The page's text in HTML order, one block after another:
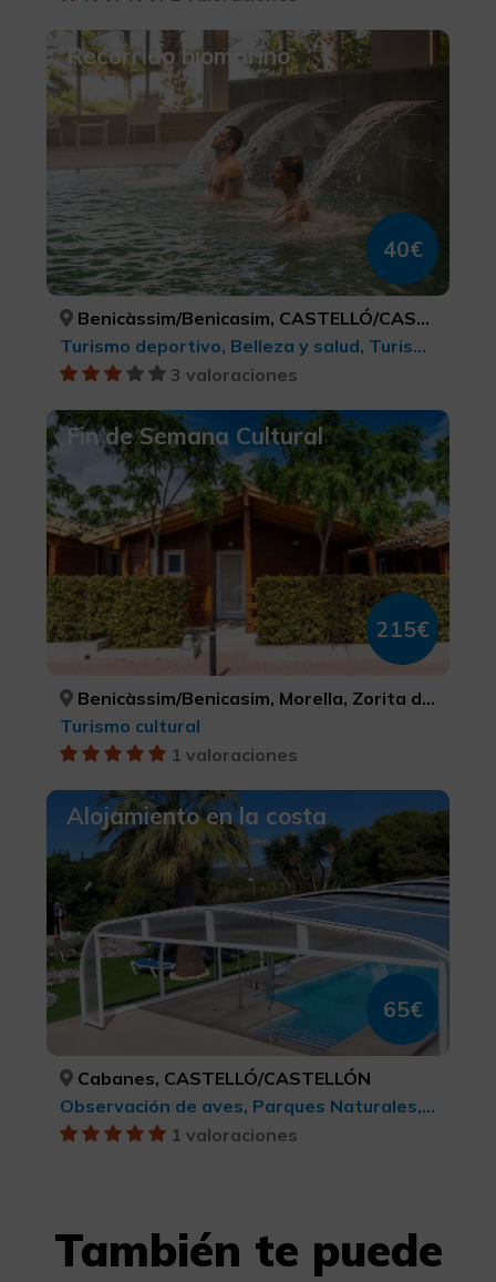
Recorrido biomarino
40€
Benicàssim/Benicasim, CASTELLÓ/CASTELLÓN
Turismo deportivo, Belleza y salud, Turismo de ocio y diversión, Turismo activo-aventura
3 valoraciones
Fin de Semana Cultural
215€
Benicàssim/Benicasim, Morella, Zorita del Maestrazgo, CASTELLÓ/CASTELLÓN, CASTELLÓ/CASTELLÓN, CASTELLÓ/CASTELLÓN
Turismo cultural
1 valoraciones
Alojamiento en la costa
65€
Cabanes, CASTELLÓ/CASTELLÓN
Observación de aves, Parques Naturales, BTT, cicloturismo y ciclismo , Turismo deportivo
1 valoraciones
También te puede